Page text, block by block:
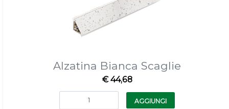
Alzatina Bianca Scaglie
€ 44,68
Quantità
AGGIUNGI